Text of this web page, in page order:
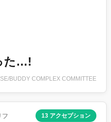
た…!
BUDDY COMPLEX COMMITTEE
フ 13 アクセプション